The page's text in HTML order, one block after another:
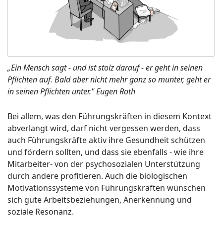
„Ein Mensch sagt - und ist stolz darauf - er geht in seinen
Pflichten auf. Bald aber nicht mehr ganz so munter, geht er
in seinen Pflichten unter."Eugen Roth
Bei allem, was den Führungskräften in diesem Kontext
abverlangt wird, darf nicht vergessen werden, dass
auch Führungskräfte aktiv ihre Gesundheit schützen
und fördern sollten, und dass sie ebenfalls - wie ihre
Mitarbeiter- von der psychosozialen Unterstützung
durch andere profitieren. Auch die biologischen
Motivationssysteme von Führungskräften wünschen
sich gute Arbeitsbeziehungen, Anerkennung und
soziale Resonanz.